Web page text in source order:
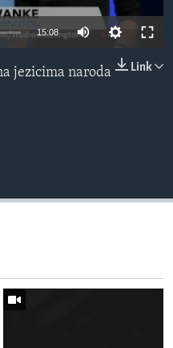
15:08
Link
jezicima naroda